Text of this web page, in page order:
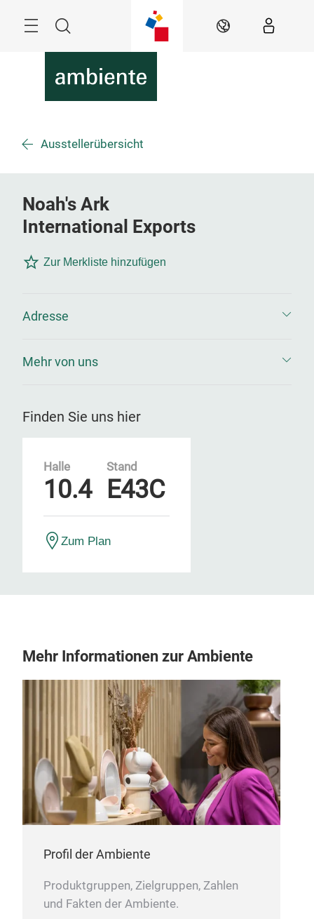
Suche DE
Ausstellerübersicht
Noah's Ark
International Exports
Zur Merkliste hinzufügen
Adresse
Mehr von uns
Finden Sie uns hier
Halle
10.4
Stand
E43C
Zum Plan
Mehr Informationen zur Ambiente
Profil der Ambiente
Produktgruppen, Zielgruppen, Zahlen
und Fakten der Ambiente.